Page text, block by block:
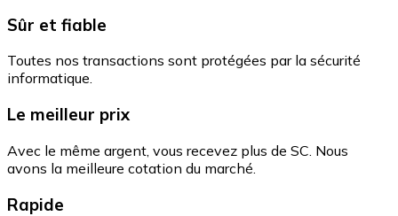
Sûr et fiable
Toutes nos transactions sont protégées par la sécurité
informatique.
Le meilleur prix
Avec le même argent, vous recevez plus de SC. Nous
avons la meilleure cotation du marché.
Rapide